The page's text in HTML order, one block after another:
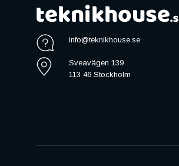
info@teknikhouse.se
Sveavägen 139
113 46 Stockholm